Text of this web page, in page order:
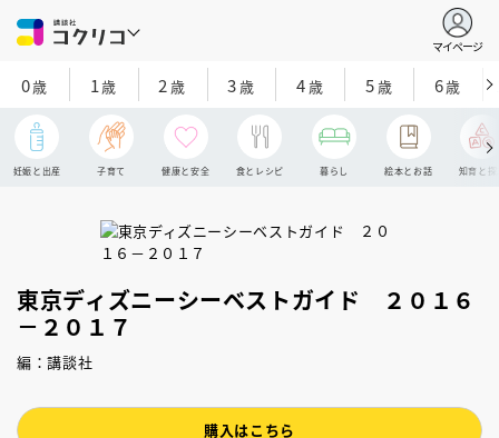
マイページ
0歳 1歳 2 歳 3歳 4歳 5歳 6歳
妊娠と出産 子育て 健康と安全 食とレシピ 暮らし 絵本とお話 知育と探
東京ディズニーシーベストガイド ２０１６
－２０１７
編：講談社
購入はこちら